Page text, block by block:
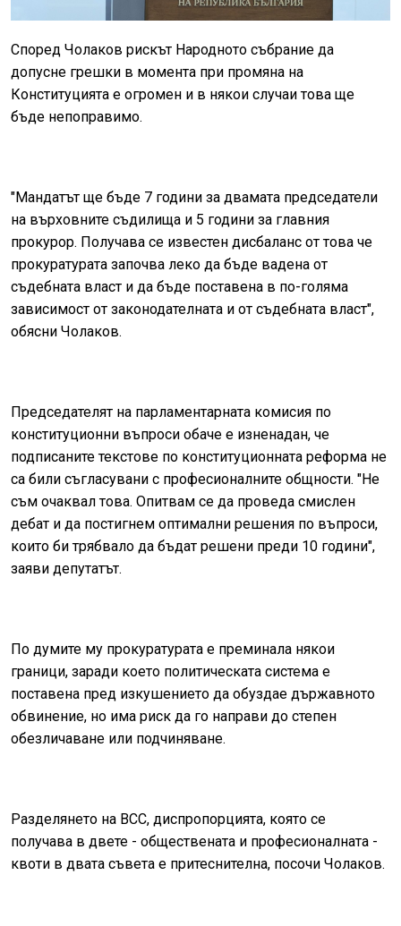
Според Чолаков рискът Народното събрание да
допусне грешки в момента при промяна на
Конституцията е огромен и в някои случаи това ще
бъде непоправимо.
"Мандатът ще бъде 7 години за двамата председатели
на върховните съдилища и 5 години за главния
прокурор. Получава се известен дисбаланс от това че
прокуратурата започва леко да бъде вадена от
съдебната власт и да бъде поставена в по-голяма
зависимост от законодателната и от съдебната власт",
обясни Чолаков.
Председателят на парламентарната комисия по
конституционни въпроси обаче е изненадан, че
подписаните текстове по конституционната реформа не
са били съгласувани с професионалните общности. "Не
съм очаквал това. Опитвам се да проведа смислен
дебат и да постигнем оптимални решения по въпроси,
които би трябвало да бъдат решени преди 10 години",
заяви депутатът.
По думите му прокуратурата е преминала някои
граници, заради което политическата система е
поставена пред изкушението да обуздае държавното
обвинение, но има риск да го направи до степен
обезличаване или подчиняване.
Разделянето на ВСС, диспропорцията, която се
получава в двете - обществената и професионалната -
квоти в двата съвета е притеснителна, посочи Чолаков.